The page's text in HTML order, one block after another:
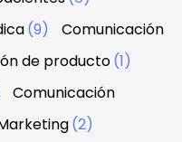
(9)
Comunicación
de producto(1)
Comunicación
(2)